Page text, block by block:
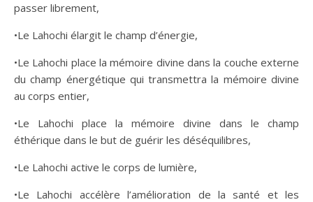
passer librement,
•Le Lahochi élargit le champ d’énergie,
•Le Lahochi place la mémoire divine dans la couche externe
du champ énergétique qui transmettra la mémoire divine
au corps entier,
•Le Lahochi place la mémoire divine dans le champ
éthérique dans le but de guérir les déséquilibres,
•Le Lahochi active le corps de lumière,
•Le Lahochi accélère l’amélioration de la santé et les